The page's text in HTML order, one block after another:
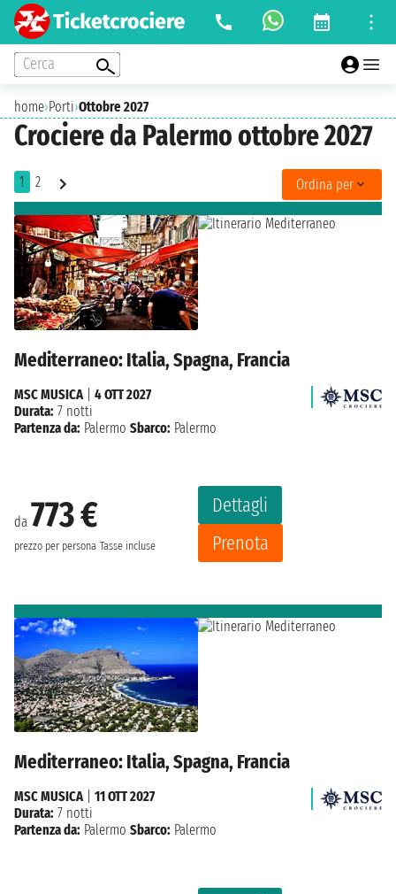
Cerca
home›Porti›Ottobre 2027
Crociere da Palermo ottobre 2027
1 2 Ordina per
Mediterraneo: Italia, Spagna, Francia
da 773 €
prezzo per persona Tasse incluse
Dettagli
Prenota
MSC MUSICA
4 OTT 2027
Durata: 7 notti
Partenza da: Palermo Sbarco: Palermo
Mediterraneo: Italia, Spagna, Francia
MSC MUSICA| 11 OTT 2027
Durata: 7 notti
Partenza da: Palermo Sbarco: Palermo